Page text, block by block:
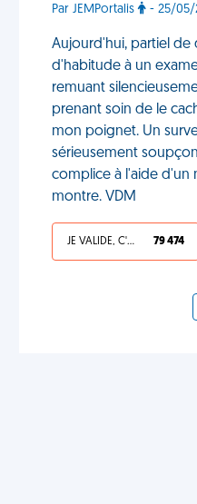
Par JEMPortalis - 25/05/
Aujourd'hui, partiel de
d'habitude à un
remuant
prenant soin de le
mon poignet. Un
sérieusement
complice à l'aide d'un
montre. VDM
JE VALIDE, C'EST UNE VDM 79 474